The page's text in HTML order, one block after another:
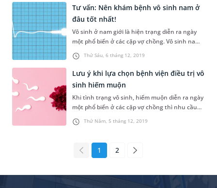
là cách duy nhất có thể giúp các cặp vợ chồng
có hy vọng có con.
Thứ Sáu, 6 tháng 12, 2019
Tư vấn: Nên khám bệnh vô sinh nam ở
đâu tốt nhất!
Vô sinh ở nam giới là hiện trạng diễn ra ngày
một phổ biến ở các cặp vợ chồng. Vô sinh nam
được đánh giá là tương đối phức tạp và được
gây ra bởi nhiều yếu tố khác nhau. Tuy nhiên,
vẫn có thể điều trị bệnh lý này ở nam giới bằng
các phương pháp y học hiện đại. Vậy nên thực
hiện thăm khám bệnh vô...
Thứ Năm, 5 tháng 12, 2019
Lưu ý khi lựa chọn bệnh viện điều trị vô
sinh hiếm muộn
Khi tình trạng vô sinh, hiếm muộn diễn ra ngày
một phổ biến ở các cặp vợ chồng thì nhu cầu
điều trị vô sinh cũng là điều thiết yếu. Việc điều
trị vô sinh là câu chuyện cần sự kiên nhẫn từ
của y học hiện đại. Vì thế, việc tìm được một
bệnh viện điều trị...
1 2